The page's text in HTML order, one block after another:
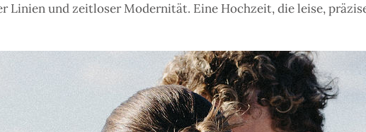
Linien und zeitloser Modernität. Eine Hochzeit, die leise,